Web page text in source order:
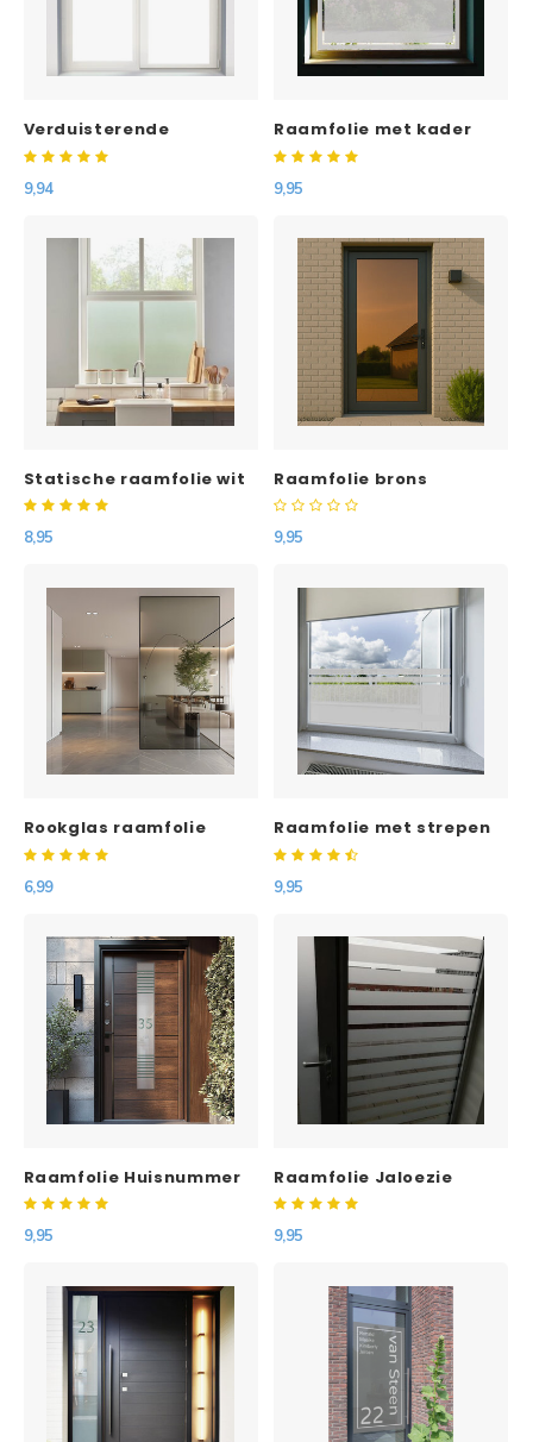
Verduisterende
raamfolie (wit)
9,94
Raamfolie met kader
9,95
Statische raamfolie wit
frosted op maat
8,95
Raamfolie brons
Spiegelend
9,95
Rookglas raamfolie
6,99
Raamfolie met strepen
9,95
Raamfolie Huisnummer
met strepen
9,95
Raamfolie Jaloezie
9,95